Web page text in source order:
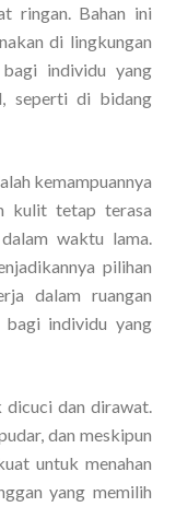
ringan. Bahan ini
di lingkungan
individu yang
seperti di bidang
kemampuannya
kulit tetap terasa
waktu lama.
pilihan
dalam ruangan
individu yang
dicuci dan dirawat.
dan meskipun
untuk menahan
yang memilih